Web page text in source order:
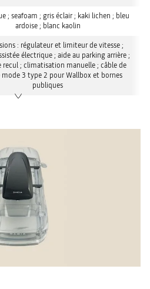
; seafoam ; gris éclair ; kaki lichen ; bleu
ardoise ; blanc kaolin
: régulateur et limiteur de vitesse ;
électrique ; aide au parking arrière ;
recul ; climatisation manuelle ; câble de
mode 3 type 2 pour Wallbox et bornes
publiques